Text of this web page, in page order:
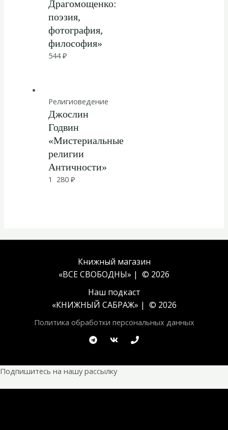
Драгомощенко:
поэзия,
фотография,
философия»
544₽
Религиоведение
Джослин
Годвин
«Мистериальные
религии
Античности»
1 280₽
Книжный магазин
«ВСЕ СВОБОДНЫ» | © 2026
Наш подкаст
«КНИЖНЫЙ САБРАЖ» | © 2026
Политика обработки персональных данных
Подпишитесь на нашу рассылку